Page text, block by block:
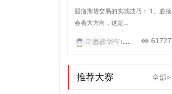
股指期货交易的实战技巧： 1、必须
会看大方向，这是...
诗酒趁华年today? 61727
推荐大赛 全部>